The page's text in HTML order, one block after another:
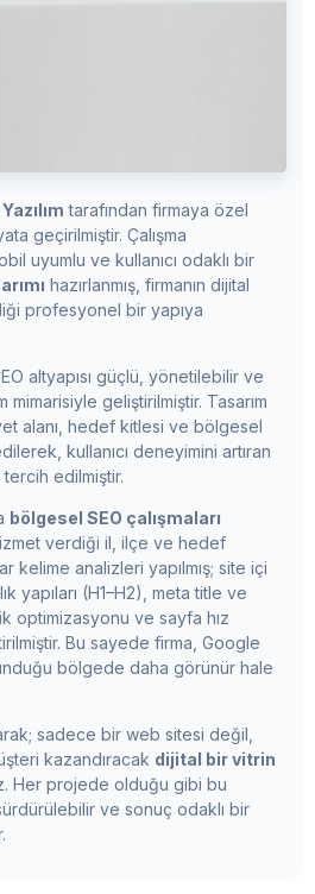
tarafından firmaya özel
geçirilmiştir. Çalışma
uyumlu ve kullanıcı odaklı bir
hazırlanmış, firmanın dijital
profesyonel bir yapıya
altyapısı güçlü, yönetilebilir ve
mimarisiyle geliştirilmiştir. Tasarım
alanı, hedef kitlesi ve bölgesel
kullanıcı deneyimini artıran
edilmiştir.
bölgesel SEO çalışmaları
verdiği il, ilçe ve hedef
kelime analizleri yapılmış; site içi
yapıları (H1–H2), meta title ve
optimizasyonu ve sayfa hız
Bu sayede firma, Google
bölgede daha görünür hale
sadece bir web sitesi değil,
kazandıracak dijital bir vitrin
Her projede olduğu gibi bu
ve sonuç odaklı bir